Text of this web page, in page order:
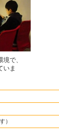
で、
いま
）